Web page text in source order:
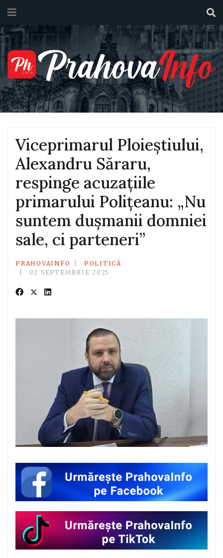
Viceprimarul Ploieștiului,
Alexandru Săraru,
respinge acuzațiile
primarului Polițeanu: „Nu
suntem dușmanii domniei
sale, ci parteneri”
PRAHOVAINFO
POLITICĂ
02 SEPTEMBRIE 2025